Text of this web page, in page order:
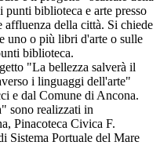
biblioteca e arte presso
affluenza della città. Si chiede
uno o più libri d'arte o sulle
biblioteca.
"La bellezza salverà il
i linguaggi dell'arte"
e dal Comune di Ancona.
sono realizzati in
Pinacoteca Civica F.
Sistema Portuale del Mare